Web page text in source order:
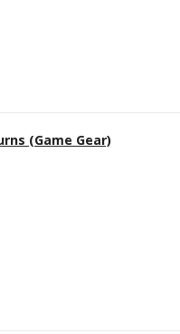
(Game Gear)